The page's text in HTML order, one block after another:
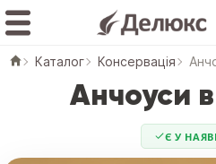
Каталог Консервація
Анчоуси в
Є У